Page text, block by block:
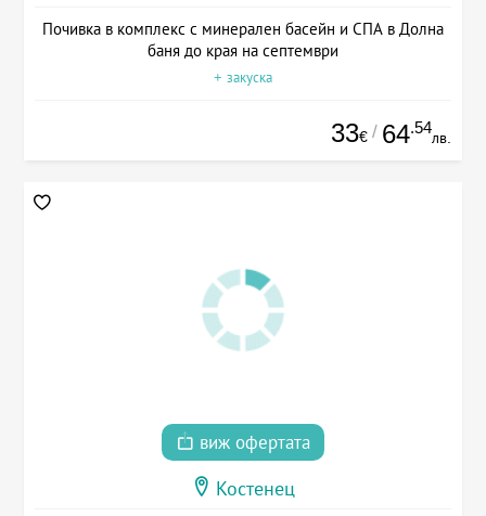
Почивка в комплекс с минерален басейн и СПА в Долна
баня до края на септември
+ закуска
33€ / 64.54
лв.
виж офертата
Костенец